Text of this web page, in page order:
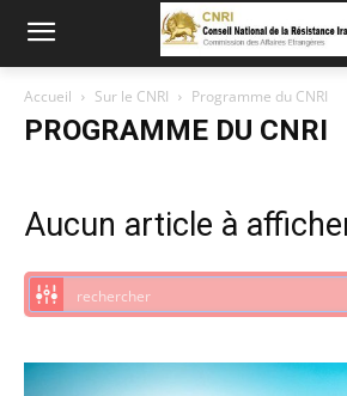
Accueil Sur le CNRI Programme du CNRI
PROGRAMME DU CNRI
Aucun article à